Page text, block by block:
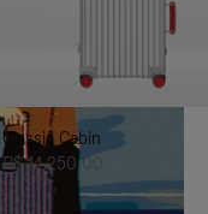
Classic Cabin
R$ 14.250,00